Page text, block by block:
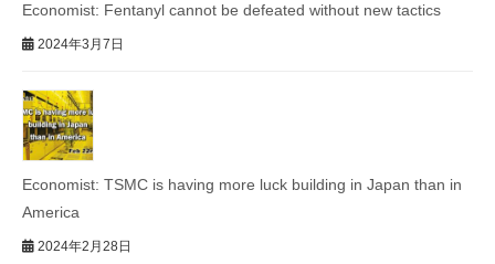
Economist: Fentanyl cannot be defeated without new tactics
2024年3月7日
Economist: TSMC is having more luck building in Japan than in
America
2024年2月28日